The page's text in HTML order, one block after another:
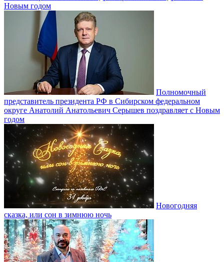
Новым годом
Полномочный
представитель президента РФ в Сибирском федеральном
округе Анатолий Анатольевич Серышев поздравляет с Новым
годом
Новогодняя
сказка, или сон в зимнюю ночь